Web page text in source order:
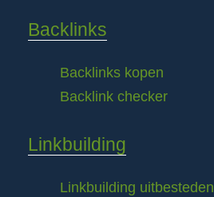
Backlinks
Backlinks kopen
Backlink checker
Linkbuilding
Linkbuilding uitbesteden